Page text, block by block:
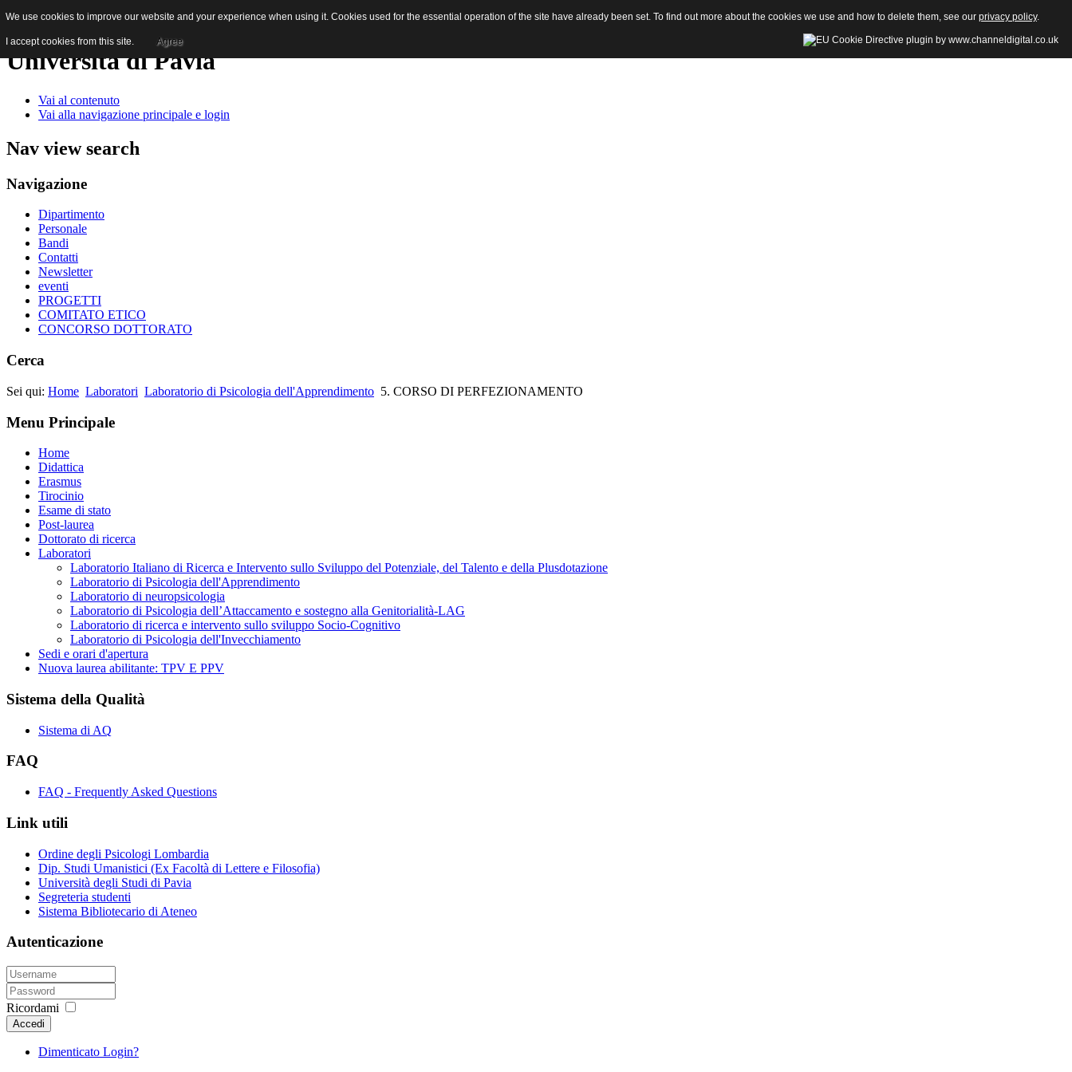
sito della Sezione di Psicologia-
Università di Pavia
Vai al contenuto
Vai alla navigazione principale e login
Nav view search
Navigazione
Dipartimento
Personale
Bandi
Contatti
Newsletter
eventi
PROGETTI
COMITATO ETICO
CONCORSO DOTTORATO
Cerca
Sei qui: Home Laboratori Laboratorio di Psicologia dell'Apprendimento 5. CORSO DI PERFEZIONAMENTO
Menu Principale
Home
Didattica
Erasmus
Tirocinio
Esame di stato
Post-laurea
Dottorato di ricerca
Laboratori
Laboratorio Italiano di Ricerca e Intervento sullo Sviluppo del Potenziale, del Talento e della Plusdotazione
Laboratorio di Psicologia dell'Apprendimento
Laboratorio di neuropsicologia
Laboratorio di Psicologia dell’Attaccamento e sostegno alla Genitorialità-LAG
Laboratorio di ricerca e intervento sullo sviluppo Socio-Cognitivo
Laboratorio di Psicologia dell'Invecchiamento
Sedi e orari d'apertura
Nuova laurea abilitante: TPV E PPV
Sistema della Qualità
Sistema di AQ
FAQ
FAQ - Frequently Asked Questions
Link utili
Ordine degli Psicologi Lombardia
Dip. Studi Umanistici (Ex Facoltà di Lettere e Filosofia)
Università degli Studi di Pavia
Segreteria studenti
Sistema Bibliotecario di Ateneo
Autenticazione
Ricordami
Accedi
Dimenticato Login?
We use cookies to improve our website and your experience when using it. Cookies used for the essential operation of the site have already been set. To find out more about the cookies we use and how to delete them, see our privacy policy.
I accept cookies from this site. Agree